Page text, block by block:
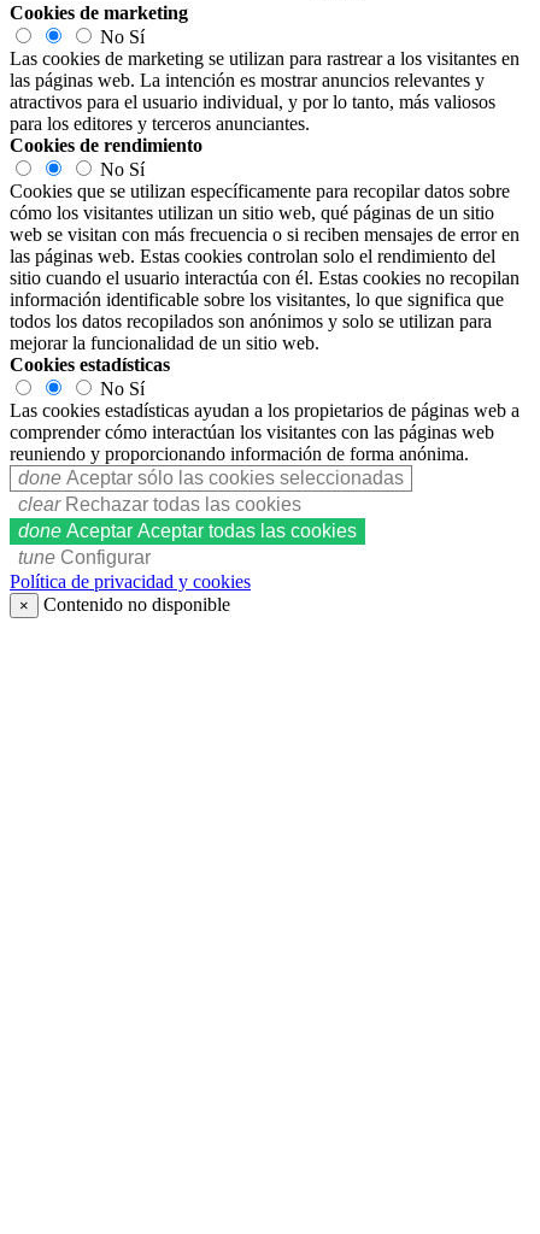
Cookies de marketing
No Sí
Las cookies de marketing se utilizan para rastrear a los visitantes en
las páginas web. La intención es mostrar anuncios relevantes y
atractivos para el usuario individual, y por lo tanto, más valiosos
para los editores y terceros anunciantes.
Cookies de rendimiento
No Sí
Cookies que se utilizan específicamente para recopilar datos sobre
cómo los visitantes utilizan un sitio web, qué páginas de un sitio
web se visitan con más frecuencia o si reciben mensajes de error en
las páginas web. Estas cookies controlan solo el rendimiento del
sitio cuando el usuario interactúa con él. Estas cookies no recopilan
información identificable sobre los visitantes, lo que significa que
todos los datos recopilados son anónimos y solo se utilizan para
mejorar la funcionalidad de un sitio web.
Cookies estadísticas
No Sí
Las cookies estadísticas ayudan a los propietarios de páginas web a
comprender cómo interactúan los visitantes con las páginas web
reuniendo y proporcionando información de forma anónima.
done Aceptar sólo las cookies seleccionadas
clear Rechazar todas las cookies
done Aceptar Aceptar todas las cookies
tune Configurar
Política de privacidad y cookies
× Contenido no disponible